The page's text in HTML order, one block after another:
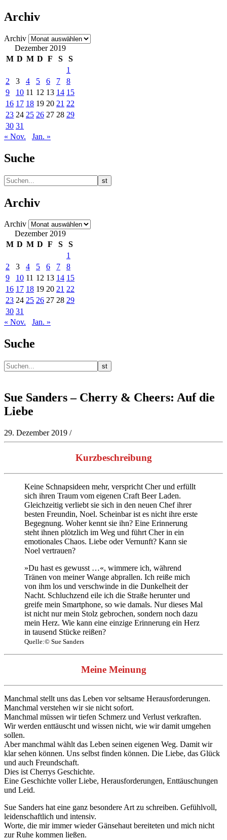
Archiv
Archiv
Dezember 2019
M D M D F S
S
1
2
3 4 5 6 7
8
9
10 11 12 13 14 15
16 17 18 19 20 21 22
23 24 25 26 27 28 29
30 31
« Nov.
Jan. »
Suche
Archiv
Archiv
Dezember 2019
M D M D F S
S
1
2
3 4 5 6 7
8
9
10 11 12 13 14 15
16 17 18 19 20 21 22
23 24 25 26 27 28 29
30 31
« Nov.
Jan. »
Suche
Sue Sanders – Cherry & Cheers: Auf die
Liebe
29. Dezember 2019 /
Kurzbeschreibung
Keine Schnapsideen mehr, verspricht Cher und erfüllt
sich ihren Traum vom eigenen Craft Beer Laden.
Gleichzeitig verliebt sie sich in den neuen Chef ihrer
besten Freundin, Noel. Scheinbar ist es nicht ihre erste
Begegnung. Woher kennt sie ihn? Eine Erinnerung
steht ihnen plötzlich im Weg und führt Cher in ein
emotionales Chaos. Liebe oder Vernunft? Kann sie
Noel vertrauen?
»Du hast es gewusst …«, wimmere ich, während
Tränen von meiner Wange abprallen. Ich reiße mich
von ihm los und verschwinde in die Dunkelheit der
Nacht. Schluchzend eile ich die Straße herunter und
greife mein Smartphone, so wie damals. Nur dieses Mal
ist nicht nur mein Stolz gebrochen, sondern noch dazu
mein Herz. Wie kann eine einzige Erinnerung ein Herz
in tausend Stücke reißen?
Quelle:© Sue Sanders
Meine Meinung
Manchmal stellt uns das Leben vor seltsame Herausforderungen.
Manchmal verstehen wir sie nicht sofort.
Manchmal müssen wir tiefen Schmerz und Verlust verkraften.
Wir werden enttäuscht und wissen nicht, wie wir damit umgehen
sollen.
Aber manchmal wählt das Leben seinen eigenen Weg. Damit wir
klar sehen können. Uns selbst finden können. Die Liebe, das Glück
und auch Freundschaft.
Dies ist Cherrys Geschichte.
Eine Geschichte voller Liebe, Herausforderungen, Enttäuschungen
und Leid.
Sue Sanders hat eine ganz besondere Art zu schreiben. Gefühlvoll,
leidenschaftlich und intensiv.
Worte, die mir immer wieder Gänsehaut bereiteten und mich nicht
zur Ruhe kommen ließen.